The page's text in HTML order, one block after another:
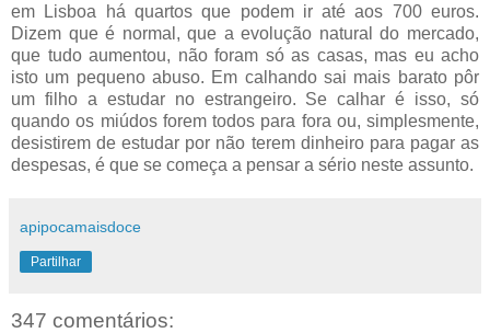
em Lisboa há quartos que podem ir até aos 700 euros.
Dizem que é normal, que a evolução natural do mercado,
que tudo aumentou, não foram só as casas, mas eu acho
isto um pequeno abuso. Em calhando sai mais barato pôr
um filho a estudar no estrangeiro. Se calhar é isso, só
quando os miúdos forem todos para fora ou, simplesmente,
desistirem de estudar por não terem dinheiro para pagar as
despesas, é que se começa a pensar a sério neste assunto.
apipocamaisdoce
Partilhar
347 comentários: